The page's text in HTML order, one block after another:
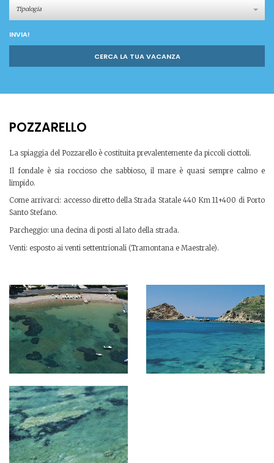
Tipologia
INVIA!
CERCA LA TUA VACANZA
POZZARELLO
La spiaggia del Pozzarello è costituita prevalentemente da piccoli ciottoli.
Il fondale è sia roccioso che sabbioso, il mare è quasi sempre calmo e
limpido.
Come arrivarci: accesso diretto della Strada Statale 440 Km 11+400 di Porto
Santo Stefano.
Parcheggio: una decina di posti al lato della strada.
Venti: esposto ai venti settentrionali (Tramontana e Maestrale).